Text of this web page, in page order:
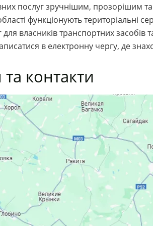
послуг зручнішим, прозорішим
функціонують територіальні
для власників транспортних засобів
в електронну чергу, де
контакти